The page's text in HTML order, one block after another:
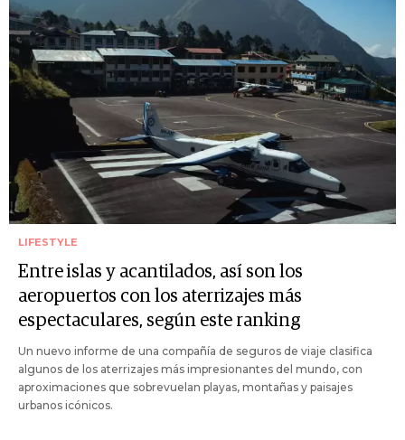
LIFESTYLE
Entre islas y acantilados, así son los
aeropuertos con los aterrizajes más
espectaculares, según este ranking
Un nuevo informe de una compañía de seguros de viaje clasifica
algunos de los aterrizajes más impresionantes del mundo, con
aproximaciones que sobrevuelan playas, montañas y paisajes
urbanos icónicos.